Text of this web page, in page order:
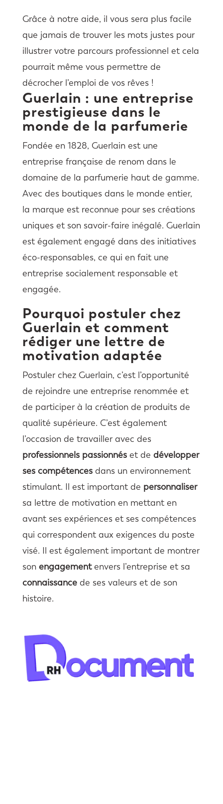
Grâce à notre aide, il vous sera plus facile
que jamais de trouver les mots justes pour
illustrer votre parcours professionnel et cela
pourrait même vous permettre de
décrocher l’emploi de vos rêves !
Guerlain : une entreprise
prestigieuse dans le
monde de la parfumerie
Fondée en 1828, Guerlain est une
entreprise française de renom dans le
domaine de la parfumerie haut de gamme.
Avec des boutiques dans le monde entier,
la marque est reconnue pour ses créations
uniques et son savoir-faire inégalé. Guerlain
est également engagé dans des initiatives
éco-responsables, ce qui en fait une
entreprise socialement responsable et
engagée.
Pourquoi postuler chez
Guerlain et comment
rédiger une lettre de
motivation adaptée
Postuler chez Guerlain, c’est l’opportunité
de rejoindre une entreprise renommée et
de participer à la création de produits de
qualité supérieure. C’est également
l’occasion de travailler avec des
professionnels passionnéset de développer
ses compétencesdans un environnement
stimulant. Il est important de personnaliser
sa lettre de motivation en mettant en
avant ses expériences et ses compétences
qui correspondent aux exigences du poste
visé. Il est également important de montrer
son engagementenvers l’entreprise et sa
connaissancede ses valeurs et de son
histoire.